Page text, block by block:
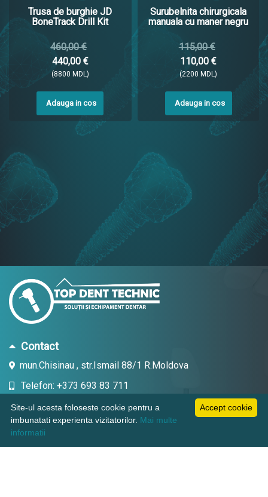
Trusa de burghie JD
BoneTrack Drill Kit
460,00 €
440,00 €
(8800 MDL)
Adauga in cos
Surubelnita chirurgicala
manuala cu maner negru
115,00 €
110,00 €
(2200 MDL)
Adauga in cos
Contact
mun.Chisinau , str.Ismail 88/1 R.Moldova
Telefon: +373 693 83 711
Email: topdent.technic@gmail.com
Accept cookie
Site-ul acesta foloseste cookie pentru a
imbunatati experienta vizitatorilor. Mai multe
informatii